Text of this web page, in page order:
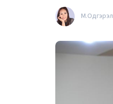
М.Одгэрэл